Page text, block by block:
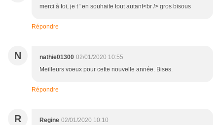
merci à toi, je t ' en souhaite tout autant<br /> gros bisous
Répondre
N nathie01300 02/01/2020 10:55
Meilleurs voeux pour cette nouvelle année. Bises.
Répondre
R Regine 02/01/2020 10:10